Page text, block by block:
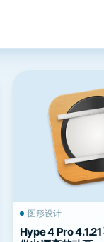
图形设计
Hype 4 Pro